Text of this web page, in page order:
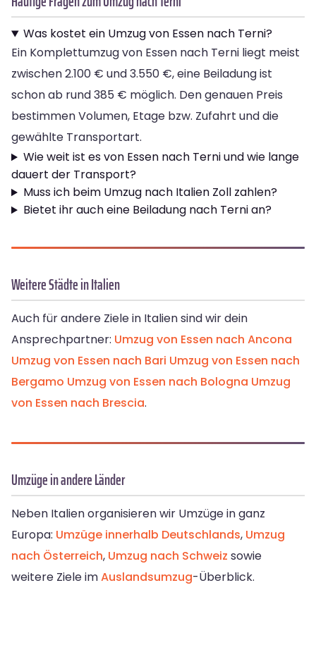
Was kostet ein Umzug von Essen nach Terni?
Ein Komplettumzug von Essen nach Terni liegt meist
zwischen 2.100 € und 3.550 €, eine Beiladung ist
schon ab rund 385 € möglich. Den genauen Preis
bestimmen Volumen, Etage bzw. Zufahrt und die
gewählte Transportart.
Wie weit ist es von Essen nach Terni und wie lange
dauert der Transport?
Muss ich beim Umzug nach Italien Zoll zahlen?
Bietet ihr auch eine Beiladung nach Terni an?
Weitere Städte in Italien
Auch für andere Ziele in Italien sind wir dein
Ansprechpartner: Umzug von Essen nach Ancona
Umzug von Essen nach Bari Umzug von Essen nach
Bergamo Umzug von Essen nach Bologna Umzug
von Essen nach Brescia.
Umzüge in andere Länder
Neben Italien organisieren wir Umzüge in ganz
Europa: Umzüge innerhalb Deutschlands, Umzug
nach Österreich, Umzug nach Schweiz sowie
weitere Ziele imAuslandsumzug-Überblick.